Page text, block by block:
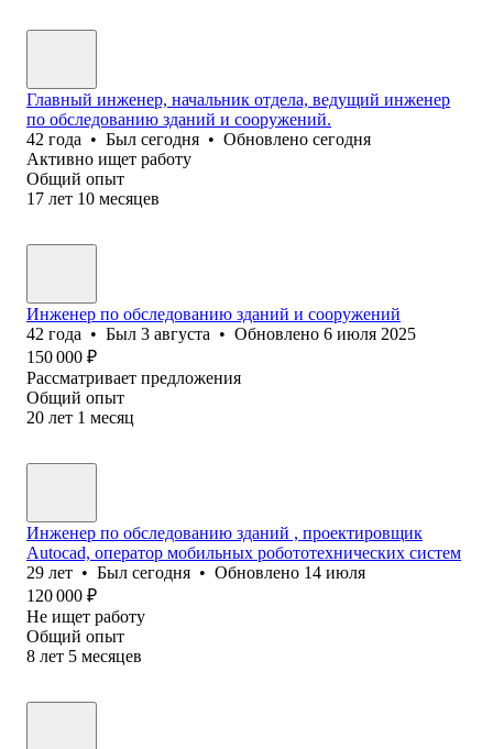
Главный инженер, начальник отдела, ведущий инженер
по обследованию зданий и сооружений.
42 года • Был сегодня • Обновлено сегодня
Активно ищет работу
Общий опыт
17 лет 10 месяцев
Инженер по обследованию зданий и сооружений
42 года • Был 3 августа • Обновлено 6 июля 2025
150 000 ₽
Рассматривает предложения
Общий опыт
20 лет 1 месяц
Инженер по обследованию зданий , проектировщик
Autocad, оператор мобильных робототехнических систем
29 лет • Был сегодня • Обновлено 14 июля
120 000 ₽
Не ищет работу
Общий опыт
8 лет 5 месяцев